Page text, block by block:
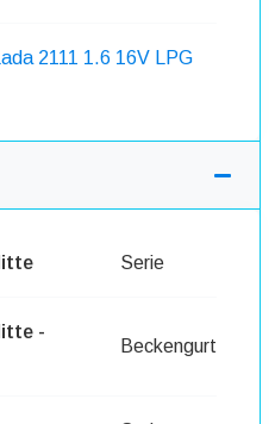
2111 1.6 16V LPG
Serie
-
Beckengurt